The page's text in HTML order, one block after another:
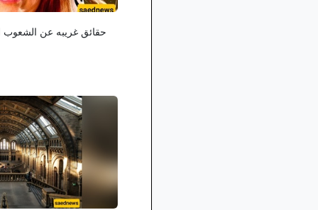
حقائق غریبه عن الشعوب